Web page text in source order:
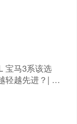
宝马3系该选
轻越先进？| 有